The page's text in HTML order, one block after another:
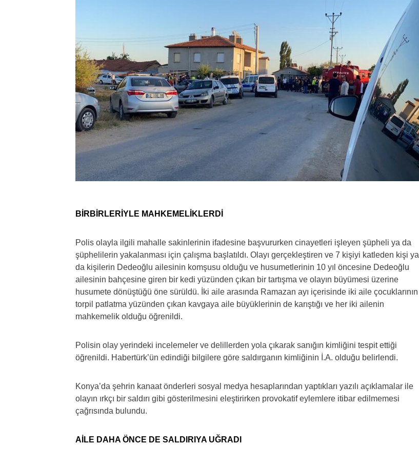
BİRBİRLERİYLE MAHKEMELİKLERDİ
Polis olayla ilgili mahalle sakinlerinin ifadesine başvururken cinayetleri işleyen şüpheli ya da
şüphelilerin yakalanması için çalışma başlatıldı. Olayı gerçekleştiren ve 7 kişiyi katleden kişi ya
da kişilerin Dedeoğlu ailesinin komşusu olduğu ve husumetlerinin 10 yıl öncesine Dedeoğlu
ailesinin bahçesine giren bir kedi yüzünden çıkan bir tartışma ve olayın büyümesi üzerine
husumete dönüştüğü öne sürüldü. İki aile arasında Ramazan ayı içerisinde iki aile çocuklarının
torpil patlatma yüzünden çıkan kavgaya aile büyüklerinin de karıştığı ve her iki ailenin
mahkemelik olduğu öğrenildi.
Polisin olay yerindeki incelemeler ve delillerden yola çıkarak sanığın kimliğini tespit ettiği
öğrenildi. Habertürk’ün edindiği bilgilere göre saldırganın kimliğinin İ.A. olduğu belirlendi.
Konya’da şehrin kanaat önderleri sosyal medya hesaplarından yaptıkları yazılı açıklamalar ile
olayın ırkçı bir saldırı gibi gösterilmesini eleştirirken provokatif eylemlere itibar edilmemesi
çağrısında bulundu.
AİLE DAHA ÖNCE DE SALDIRIYA UĞRADI